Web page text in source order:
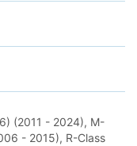
(2011 - 2024), M-
- 2015), R-Class